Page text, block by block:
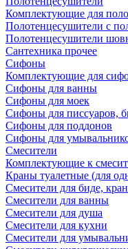
Комплектующие для
Полотенцесушители с
Полотенцесушители
Сантехника прочее
Сифоны
Комплектующие для
Сифоны для ванны
Сифоны для моек
Сифоны для писсуаров,
Сифоны для поддонов
Сифоны для
Смесители
Комплектующие к
Краны туалетные (для
Смесители для биде,
Смесители для ванны
Смесители для душа
Смесители для кухни
Смесители для